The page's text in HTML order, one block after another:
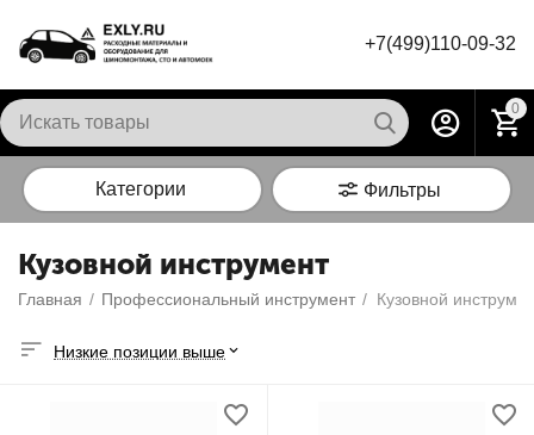
+7(499)110-09-32
0
Категории Фильтры
Кузовной инструмент
Главная / Профессиональный инструмент / Кузовной
Низкие позиции выше